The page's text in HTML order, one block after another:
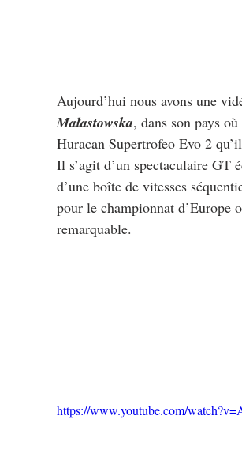
Aujourd’hui nous avons une
Małastowska, dans son pays
Huracan Supertrofeo Evo 2
Il s’agit d’un spectaculaire GT
d’une boîte de vitesses
pour le championnat d’Europe
remarquable.
https://www.youtube.com/